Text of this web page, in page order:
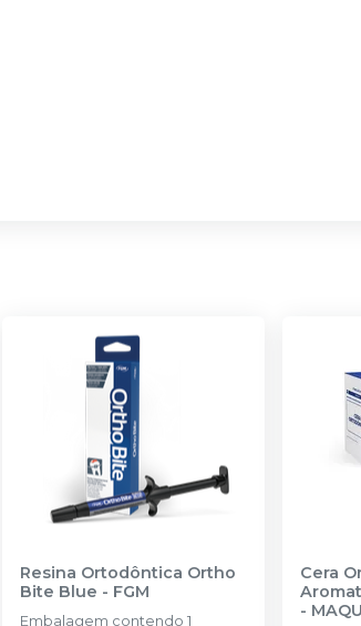
Resina Ortodôntica Ortho
Bite Blue - FGM
Embalagem contendo 1
Cera
-